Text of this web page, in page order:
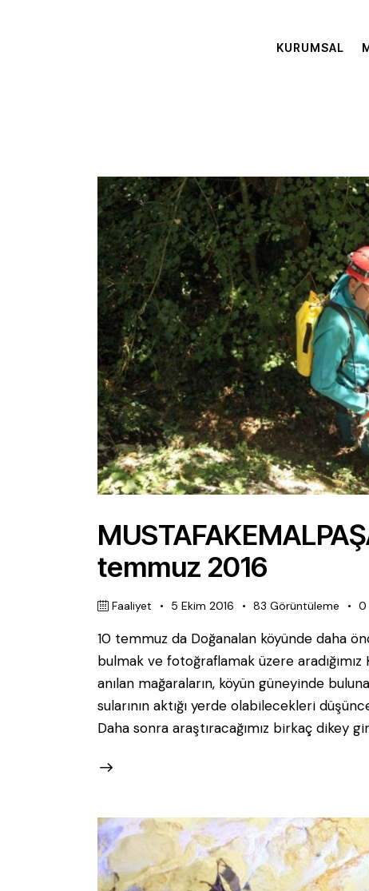
KURUMSAL
temmuz 2016
Faaliyet 5 Ekim 2016 83 Görüntüleme 0
10 temmuz da Doğanalan köyünde daha
bulmak ve fotoğraflamak üzere
anılan mağaraların, köyün güneyinde
sularının aktığı yerde olabilecekleri
Daha sonra araştıracağımız birkaç dikey